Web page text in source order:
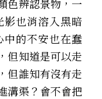
色辨認景物，一
影也消溶入黑暗
的不安也在蠢
但知道是可以走
但誰知有沒有走
溝渠？會不會把